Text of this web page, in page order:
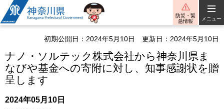
神奈川県
防災・緊
急情報
メニュー
初期公開日：2024年5月10日 更新日：2024年5月10日
ナノ・ソルテック株式会社から神奈川県ま
なびや基金への寄附に対し、知事感謝状を贈
呈します
2024年05月10日